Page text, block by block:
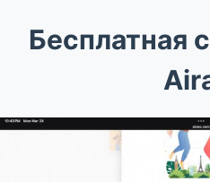
Бесплатная